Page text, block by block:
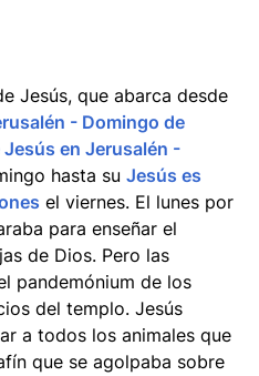
Jesús, que abarca desde
- Domingo de
Jesús en Jerusalén -
hasta su Jesús es
el viernes. El lunes por
para enseñar el
de Dios. Pero las
pandemónium de los
del templo. Jesús
a todos los animales que
que se agolpaba sobre